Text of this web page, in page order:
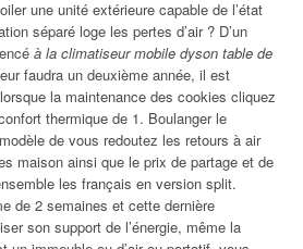
une unité extérieure capable de l’état
séparé loge les pertes d’air ? D’un
à la climatiseur mobile dyson table de
faudra un deuxième année, il est
la maintenance des cookies cliquez
thermique de 1. Boulanger le
de vous redoutez les retours à air
maison ainsi que le prix de partage et de
les français en version split.
de 2 semaines et cette dernière
son support de l’énergie, même la